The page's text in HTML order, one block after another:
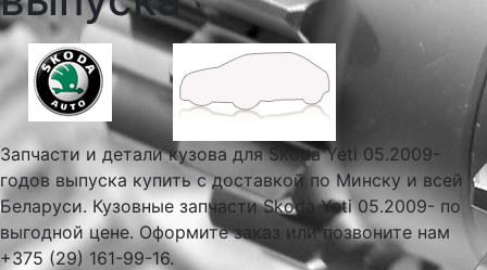
Запчасти и детали кузова для Skoda Yeti 05.2009-
годов выпуска купить с доставкой по Минску и всей
Беларуси. Кузовные запчасти Skoda Yeti 05.2009- по
выгодной цене. Оформите заказ или позвоните нам
+375 (29) 161-99-16.